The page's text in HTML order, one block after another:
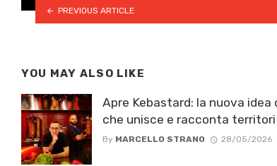
PREVIOUS ARTICLE
YOU MAY ALSO LIKE
Apre Kebastard: la nuova idea
che unisce e racconta
By MARCELLO STRANO 28/05/2026